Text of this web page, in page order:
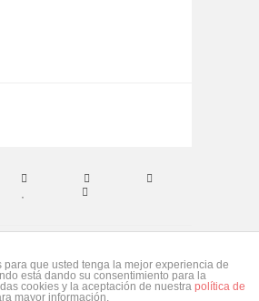
los derechos reservados.Aviso
Legal
para que usted tenga la mejor experiencia de
está dando su consentimiento para la
cookies y la aceptación de nuestra política de
mayor información.